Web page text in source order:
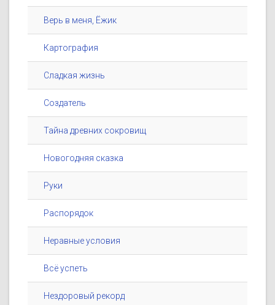
Верь в меня, Ёжик
Картография
Сладкая жизнь
Создатель
Тайна древних сокровищ
Новогодняя сказка
Руки
Распорядок
Неравные условия
Всё успеть
Нездоровый рекорд